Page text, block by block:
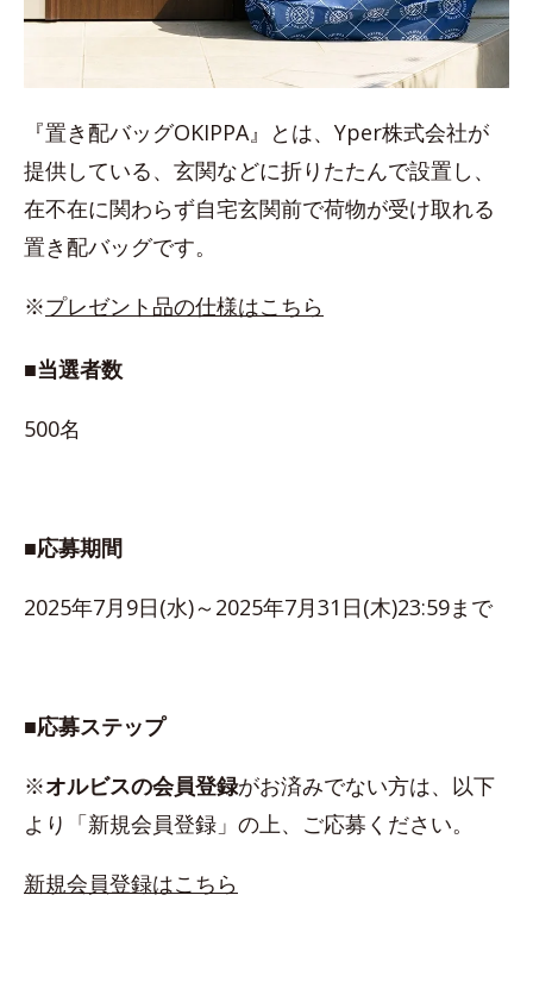
『置き配バッグOKIPPA』とは、Yper株式会社が
提供している、玄関などに折りたたんで設置し、
在不在に関わらず自宅玄関前で荷物が受け取れる
置き配バッグです。
※プレゼント品の仕様はこちら
■当選者数
500名
■応募期間
2025年7月9日(水)～2025年7月31日(木)23:59まで
■応募ステップ
※オルビスの会員登録がお済みでない方は、以下
より「新規会員登録」の上、ご応募ください。
新規会員登録はこちら